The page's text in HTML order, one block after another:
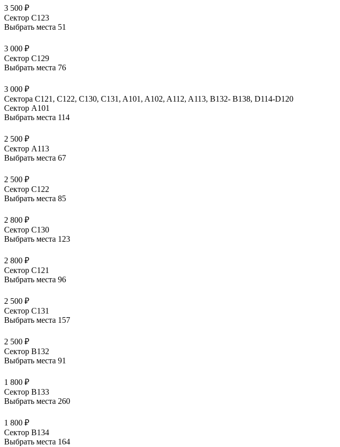
3 500 ₽
Сектор С123
Выбрать места 51
3 000 ₽
Сектор С129
Выбрать места 76
3 000 ₽
Сектора C121, C122, C130, C131, A101, A102, A112, A113, B132- B138, D114-D120
Сектор A101
Выбрать места 114
2 500 ₽
Сектор A113
Выбрать места 67
2 500 ₽
Сектор C122
Выбрать места 85
2 800 ₽
Сектор C130
Выбрать места 123
2 800 ₽
Сектор C121
Выбрать места 96
2 500 ₽
Сектор C131
Выбрать места 157
2 500 ₽
Сектор B132
Выбрать места 91
1 800 ₽
Сектор В133
Выбрать места 260
1 800 ₽
Сектор В134
Выбрать места 164